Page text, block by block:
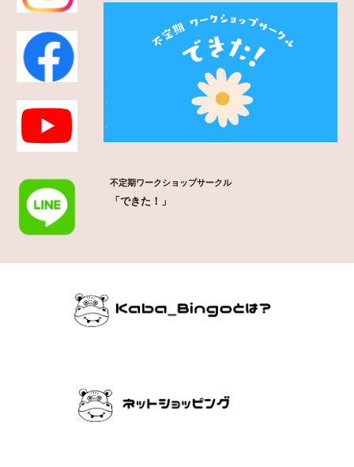
不定期ワークショップサークル
「できた！」